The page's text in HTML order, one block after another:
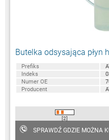
Butelka odsysająca płyn
Prefiks
Indeks
Numer OE
Producent
[2]
SPRAWDŹ GDZIE MOŻNA